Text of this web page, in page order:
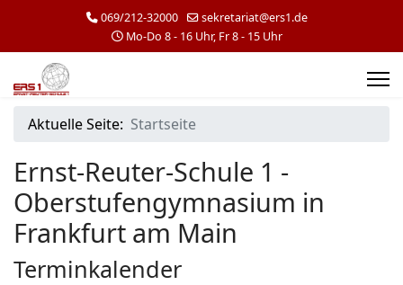
069/212-32000
sekretariat@ers1.de
Mo-Do 8 - 16 Uhr, Fr 8 - 15 Uhr
Aktuelle Seite: Startseite
Ernst-Reuter-Schule 1 -
Oberstufengymnasium in
Frankfurt am Main
Terminkalender